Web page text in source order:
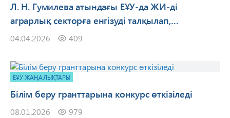
Л. Н. Гумилева атындағы ЕҰУ-да ЖИ-ді
аграрлық секторға енгізуді талқылап,
"НАНОЦ"КЕАҚ-мен келісімге қол қойды
04.04.2026 409
ЕҰУ ЖАҢАЛЫҚТАРЫ
Білім беру гранттарына конкурс өткізіледі
08.01.2026 979